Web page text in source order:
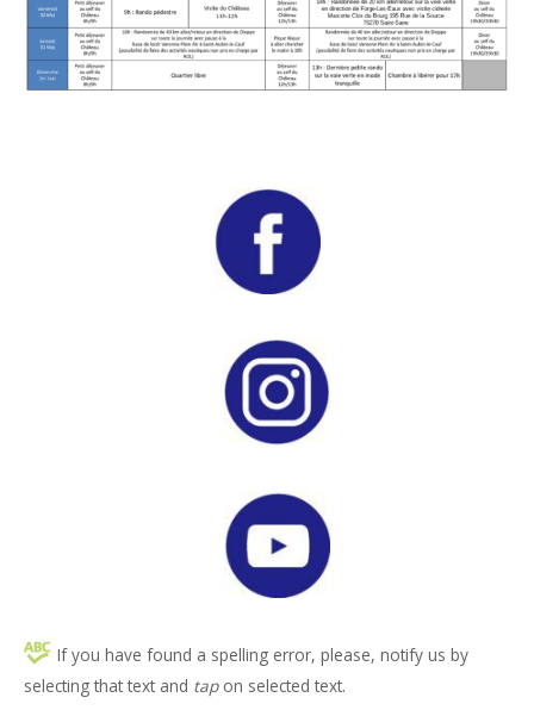
If you have found a spelling error, please, notify us by
selecting that text and tapon selected text.